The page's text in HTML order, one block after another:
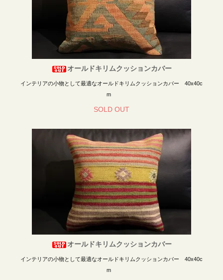
オールドキリムクッションカバー
インテリアの小物として最適なオールドキリムクッションカバー 40x40c
m
SOLD OUT
オールドキリムクッションカバー
インテリアの小物として最適なオールドキリムクッションカバー 40x40c
m